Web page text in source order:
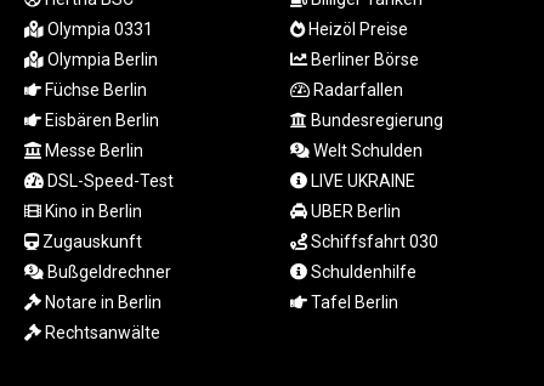
KHR
4683.930475
KMF 492.065825
KRW
1633.531568
KWD 0.356065
KYD 0.962162
KZT 541.02372
26086.822873
LBP
103388.630514
Olympia 0331
Olympia Berlin
Füchse Berlin
Eisbären Berlin
Messe Berlin
DSL-Speed-Test
Kino in Berlin
Zugauskunft
Bußgeldrechner
Notare in Berlin
Rechtsanwälte
Heizöl Preise
Berliner Börse
Radarfallen
Bundesregierung
Welt Schulden
LIVE UKRAINE
UBER Berlin
Schiffsfahrt 030
Schuldenhilfe
Tafel Berlin